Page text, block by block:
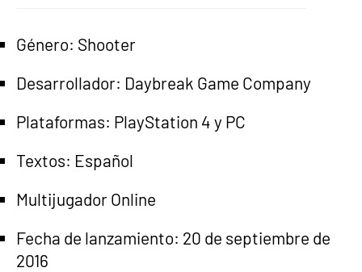
Género: Shooter
Desarrollador: Daybreak Game Company
Plataformas: PlayStation 4 y PC
Textos: Español
Multijugador Online
Fecha de lanzamiento: 20 de septiembre de
2016